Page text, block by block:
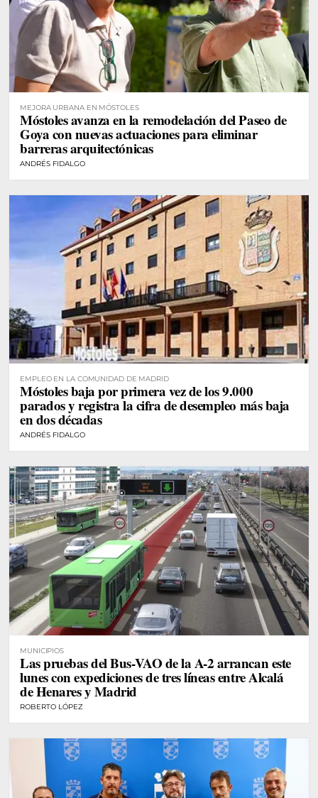
MEJORA URBANA EN MÓSTOLES
Móstoles avanza en la remodelación del Paseo de
Goya con nuevas actuaciones para eliminar
barreras arquitectónicas
ANDRÉS FIDALGO
EMPLEO EN LA COMUNIDAD DE MADRID
Móstoles baja por primera vez de los 9.000
parados y registra la cifra de desempleo más baja
en dos décadas
ANDRÉS FIDALGO
MUNICIPIOS
Las pruebas del Bus-VAO de la A-2 arrancan este
lunes con expediciones de tres líneas entre Alcalá
de Henares y Madrid
ROBERTO LÓPEZ